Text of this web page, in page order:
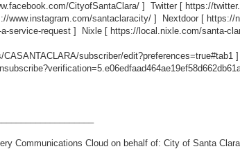
CityofSantaClara/ ] Twitter [ https://
www.instagram.com/santaclaracity/ ] Nextdoor [ https://
service-request ] Nixle [ https://local.nixle.com/santa-
subscriber/edit?preferences=true#tab1
Communications Cloud on behalf of: City of Santa Clara